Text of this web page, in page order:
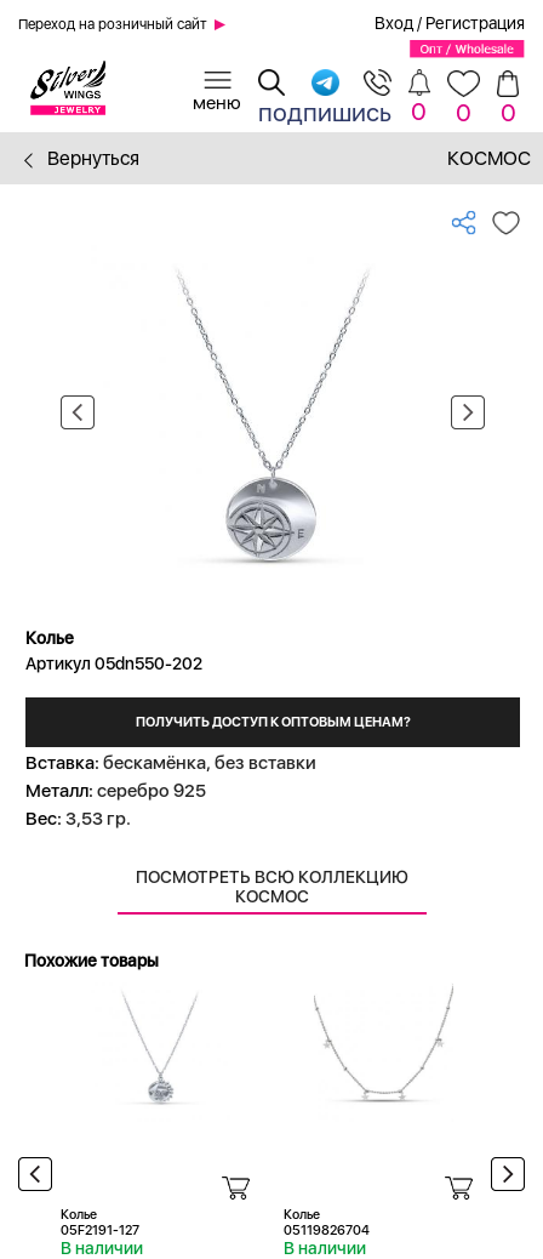
Переход на розничный сайт Вход / Регистрация
подпишись 0 0 0
Вернуться КОСМОС
Колье
Артикул 05dn550-202
ПОЛУЧИТЬ ДОСТУП К ОПТОВЫМ ЦЕНАМ?
Вставка: бескамёнка, без вставки
Металл: серебро 925
Вес: 3,53 гр.
ПОСМОТРЕТЬ ВСЮ КОЛЛЕКЦИЮ
КОСМОС
Похожие товары
Колье
05F2191-127
В наличии
Колье
05119826704
В наличии